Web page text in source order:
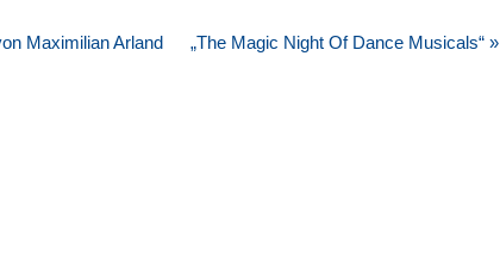
Maximilian Arland „The Magic Night Of Dance Musicals“ »